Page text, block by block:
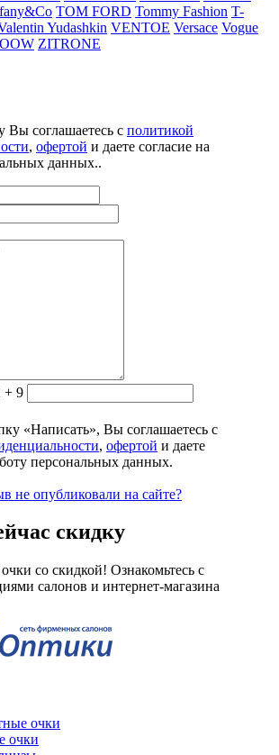
TOM FORD Tommy Fashion T-
Yudashkin VENTOE Versace Vogue
ZITRONE
Вы соглашаетесь с политикой
, офертой и даете согласие на
данных..
+ 9
«Написать», Вы соглашаетесь с
, офертой и даете
персональных данных.
не опубликовали на сайте?
скидку
со скидкой! Ознакомьтесь с
салонов и интернет-магазина
очки
очки